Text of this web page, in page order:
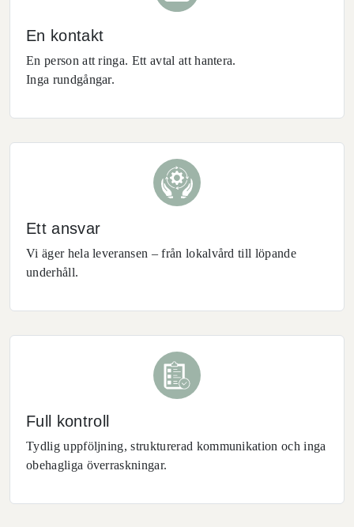
En kontakt
En person att ringa. Ett avtal att hantera.
Inga rundgångar.
Ett ansvar
Vi äger hela leveransen – från lokalvård till löpande
underhåll.
Full kontroll
Tydlig uppföljning, strukturerad kommunikation och inga
obehagliga överraskningar.